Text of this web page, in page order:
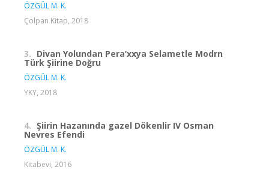
ÖZGÜL M. K.
Çolpan Kitap, 2018
3. Divan Yolundan Pera’xxya Selametle Modrn
Türk Şiirine Doğru
ÖZGÜL M. K.
YKY, 2018
4. Şiirin Hazanında gazel Dökenlir IV Osman
Nevres Efendi
ÖZGÜL M. K.
Kitabevi, 2016